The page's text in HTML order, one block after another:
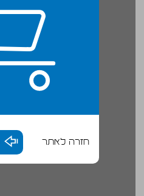
חזרה לאתר